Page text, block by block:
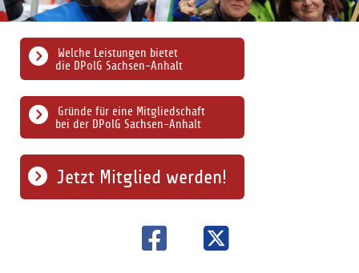
Gründe für eine Mitgliedschaft
bei der DPolG Sachsen-Anhalt
Welche Leistungen bietet
die DPolG Sachsen-Anhalt
Jetzt Mitglied werden!